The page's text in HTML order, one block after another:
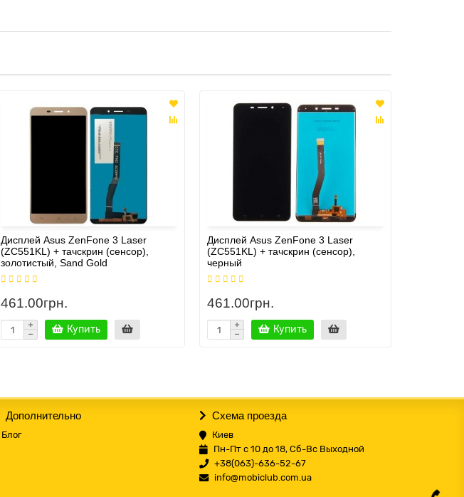
Дисплей Asus ZenFone 3 Laser
(ZC551KL) + тачскрин (сенсор),
золотистый, Sand Gold
461.00грн.
Купить
Дисплей Asus ZenFone 3 Laser
(ZC551KL) + тачскрин (сенсор),
черный
461.00грн.
Купить
Дополнительно
Блог
Схема проезда
Киев
Пн-Пт с 10 до 18, Сб-Вс Выходной
+38(063)-636-52-67
info@mobiclub.com.ua